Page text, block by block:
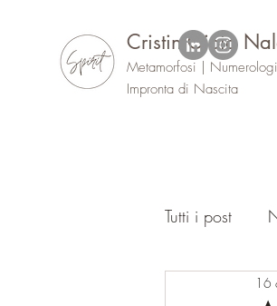
Cristin Gioia
Metamorfosi |
Impronta di Nascita
Tutti i post
16